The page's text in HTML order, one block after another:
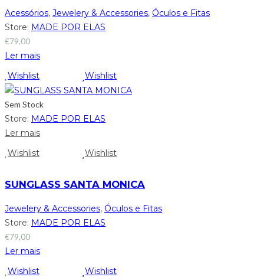
Acessórios, Jewelery & Accessories, Óculos e Fitas
Store: MADE POR ELAS
€79,00
Ler mais
Wishlist
Wishlist
Sem Stock
Store: MADE POR ELAS
Ler mais
Wishlist
Wishlist
SUNGLASS SANTA MONICA
Jewelery & Accessories, Óculos e Fitas
Store: MADE POR ELAS
€79,00
Ler mais
Wishlist
Wishlist